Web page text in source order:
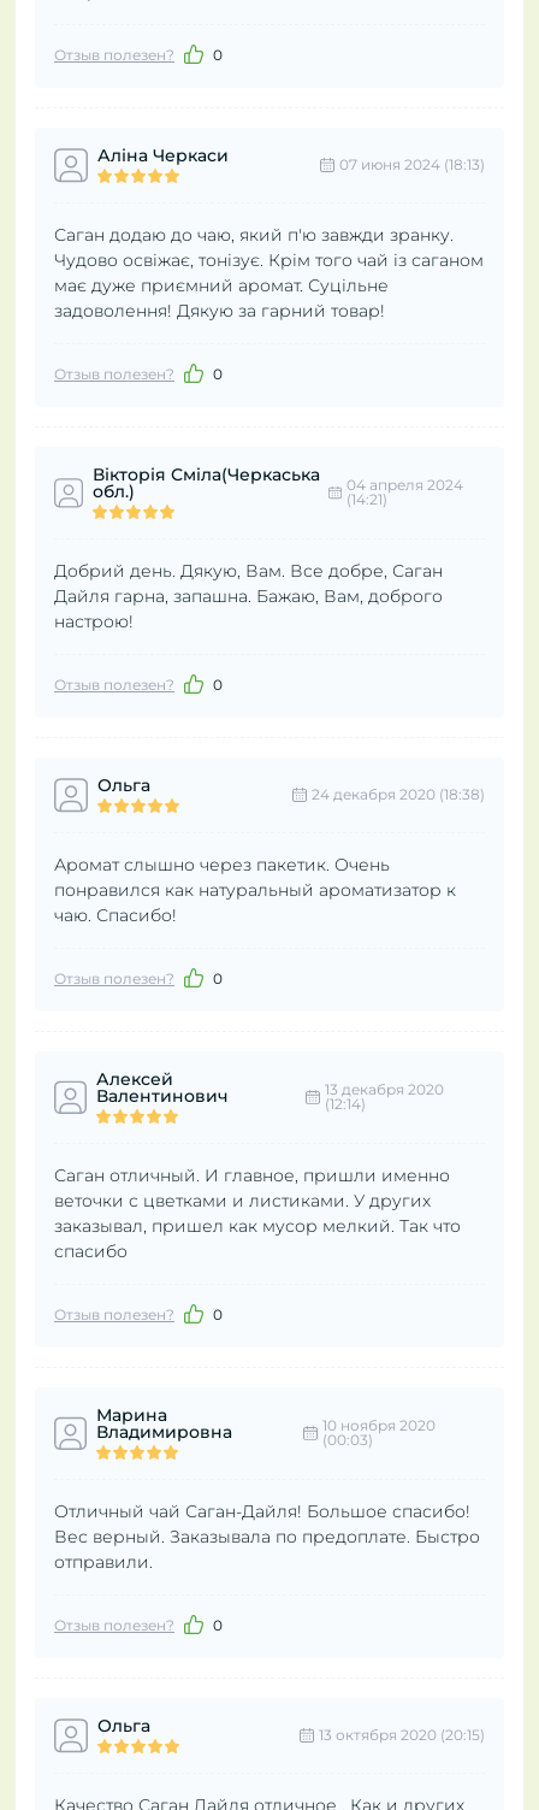
Отзыв полезен? 0
Аліна Черкаси 07 июня 2024 (18:13)
Саган додаю до чаю, який п'ю завжди зранку.
Чудово освіжає, тонізує. Крім того чай із саганом
має дуже приємний аромат. Суцільне
задоволення! Дякую за гарний товар!
Отзыв полезен? 0
Вікторія Сміла(Черкаська
обл.)
04 апреля 2024
(14:21)
Добрий день. Дякую, Вам. Все добре, Саган
Дайля гарна, запашна. Бажаю, Вам, доброго
настрою!
Отзыв полезен? 0
Ольга 24 декабря 2020 (18:38)
Аромат слышно через пакетик. Очень
понравился как натуральный ароматизатор к
чаю. Спасибо!
Отзыв полезен? 0
Алексей
Валентинович
13 декабря 2020
(12:14)
Саган отличный. И главное, пришли именно
веточки с цветками и листиками. У других
заказывал, пришел как мусор мелкий. Так что
спасибо
Отзыв полезен? 0
Марина
Владимировна
10 ноября 2020
(00:03)
Отличный чай Саган-Дайля! Большое спасибо!
Вес верный. Заказывала по предоплате. Быстро
отправили.
Отзыв полезен? 0
Ольга 13 октября 2020 (20:15)
Качество Саган Дайля отличное . Как и других